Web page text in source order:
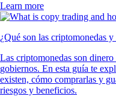
Learn more
¿Qué son las criptomonedas
Las criptomonedas son
gobiernos. En esta guía te
existen, cómo comprarlas y
riesgos y beneficios.